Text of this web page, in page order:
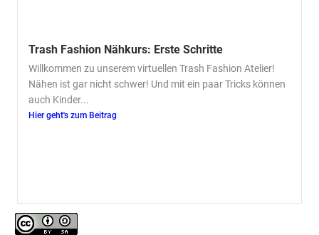
Trash Fashion Nähkurs: Erste Schritte
Willkommen zu unserem virtuellen Trash Fashion Atelier!
Nähen ist gar nicht schwer! Und mit ein paar Tricks können
auch Kinder...
Hier geht's zum Beitrag